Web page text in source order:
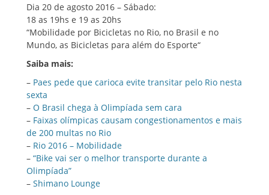
Dia 20 de agosto 2016 – Sábado:
18 as 19hs e 19 as 20hs
“Mobilidade por Bicicletas no Rio, no Brasil e no
Mundo, as Bicicletas para além do Esporte“
Saiba mais:
– Paes pede que carioca evite transitar pelo Rio nesta
sexta
– O Brasil chega à Olimpíada sem cara
– Faixas olímpicas causam congestionamentos e mais
de 200 multas no Rio
– Rio 2016 – Mobilidade
– “Bike vai ser o melhor transporte durante a
Olimpíada”
– Shimano Lounge